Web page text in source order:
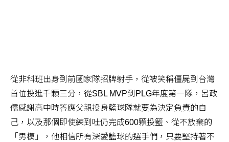
從非科班出身到前國家隊招牌射手，從被笑稱僵屍到台灣
首位投進千顆三分，從SBL MVP到PLG年度第一隊，呂政
儒感謝高中時答應父親投身籃球隊就要為決定負責的自
己，以及那個即使練到吐仍完成600顆投籃、從不放棄的
「男模」，他相信所有深愛籃球的選手們，只要堅持著不